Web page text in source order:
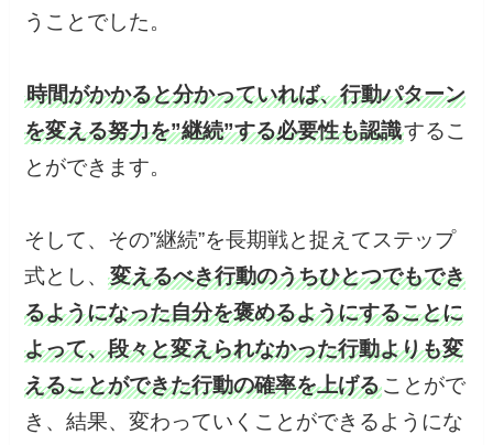
うことでした。
時間がかかると分かっていれば、行動パターン
を変える努力を”継続”する必要性も認識するこ
とができます。
そして、その”継続”を長期戦と捉えてステップ
式とし、変えるべき行動のうちひとつでもでき
るようになった自分を褒めるようにすることに
よって、段々と変えられなかった行動よりも変
えることができた行動の確率を上げることがで
き、結果、変わっていくことができるようにな